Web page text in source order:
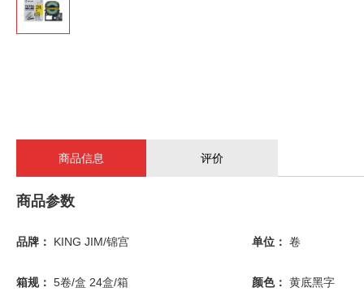
商品信息 评价
商品参数
品牌： KING JIM/锦宫 单位： 卷
箱规： 5卷/盒 24盒/箱 颜色： 黄底黑字